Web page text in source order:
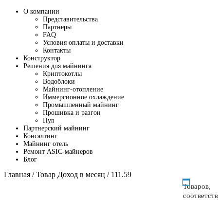
О компании
Представительства
Партнеры
FAQ
Условия оплаты и доставки
Контакты
Конструктор
Решения для майнинга
Криптокотлы
Водоблоки
Майнинг-отопление
Иммерсионное охлаждение
Промышленный майнинг
Прошивка и разгон
Пул
Партнерский майнинг
Консалтинг
Майнинг отель
Ремонт ASIC-майнеров
Блог
Главная / Товар Доход в месяц / 111.59
Товаров,